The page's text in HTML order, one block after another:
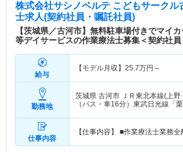
株式会社サシノベルテ こどもサークル
士求人(契約社員・嘱託社員)
【茨城県／古河市】無料駐車場付きでマイ
等デイサービスの作業療法士募集＜契約社員
給与
【モデル月収】 25.7万円～
勤務地
茨城県 古河市 ＪＲ東北本線(上野
（バス・車16分）東武日光線「
仕事内容
【仕事内容】 ■作業療法士業務全